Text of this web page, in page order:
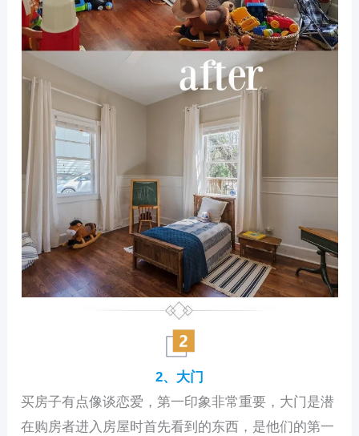
2、大门
买房子有点像谈恋爱，第一印象非常重要，大门是潜
在购房者进入房屋时首先看到的东西，是他们的第一